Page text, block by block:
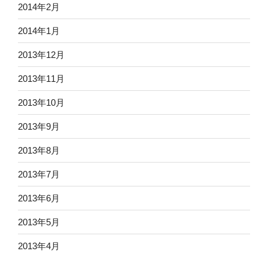
2014年2月
2014年1月
2013年12月
2013年11月
2013年10月
2013年9月
2013年8月
2013年7月
2013年6月
2013年5月
2013年4月